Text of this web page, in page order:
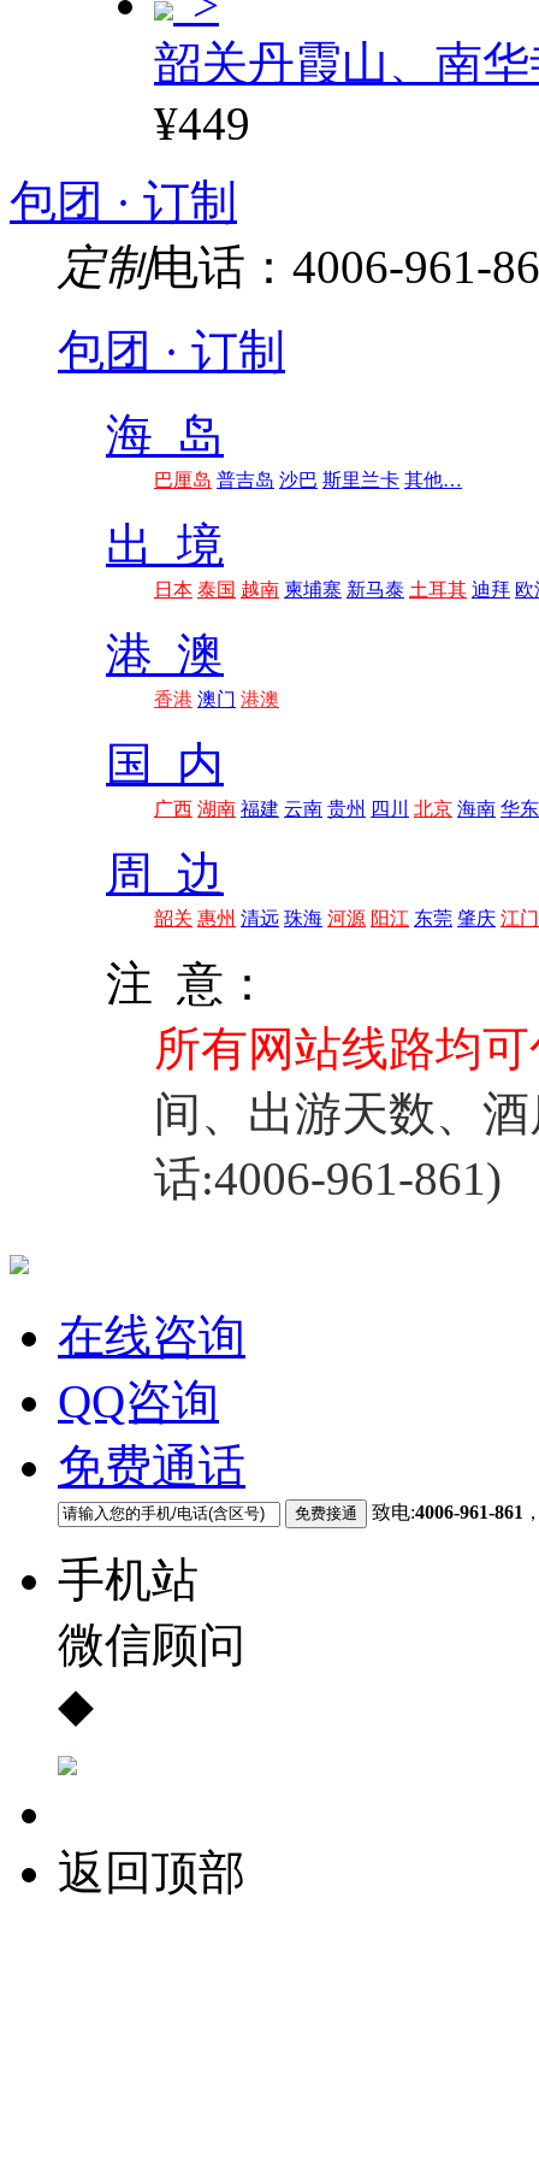
韶关丹霞山、南
¥449
包团 · 订制
定制电话：4006-961-
包团 · 订制
海 岛
巴厘岛 普吉岛 沙巴 斯里兰卡 其他…
出 境
日本 泰国 越南 柬埔寨 新马泰 土耳其 迪拜 欧
港 澳
香港 澳门 港澳
国 内
广西 湖南 福建 云南 贵州 四川 北京 海南 华东
周 边
韶关 惠州 清远 珠海 河源 阳江 东莞 肇庆 江门
注 意：
所有网站线路均
间、出游天数、
话:4006-961-861)
在线咨询
QQ咨询
免费通话
致电:4006-961-861
手机站
微信顾问
◆
返回顶部